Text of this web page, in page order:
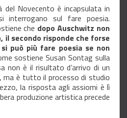
Novecento è incapsulata in
interrogano sul fare poesia.
che dopo Auschwitz non
il secondo risponde che forse
può più fare poesia se non
sostiene Susan Sontag sulla
non è il risultato d’arrivo di un
ma è tutto il processo di studio
la risposta agli assiomi è lì
produzione artistica precede